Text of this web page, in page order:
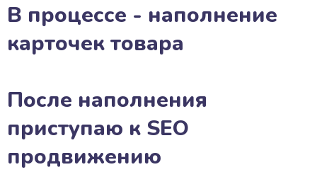
В процессе - наполнение
карточек товара
После наполнения
приступаю к SEO
продвижению